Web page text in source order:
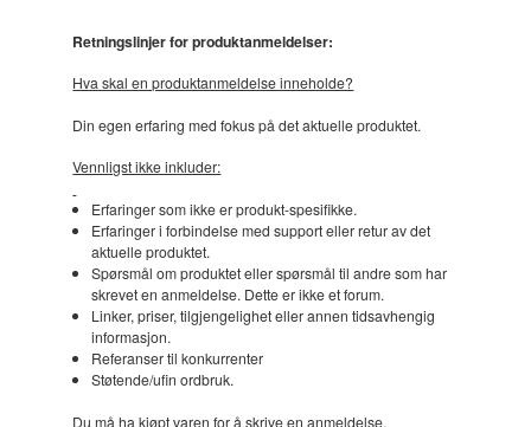
Retningslinjer for produktanmeldelser:
Hva skal en produktanmeldelse inneholde?
Din egen erfaring med fokus på det aktuelle produktet.
Vennligst ikke inkluder:
Erfaringer som ikke er produkt-spesifikke.
Erfaringer i forbindelse med support eller retur av det
aktuelle produktet.
Spørsmål om produktet eller spørsmål til andre som har
skrevet en anmeldelse. Dette er ikke et forum.
Linker, priser, tilgjengelighet eller annen tidsavhengig
informasjon.
Referanser til konkurrenter
Støtende/ufin ordbruk.
Du må ha kjøpt varen for å skrive en anmeldelse.